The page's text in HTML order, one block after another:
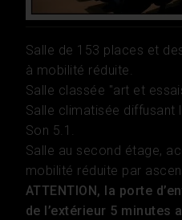
Salle de 153 places et
à mobilité réduite.
Salle classée "art et
Salle climatisée diffusant
Son 5.1.
Salle au second étage,
mobilité réduite par
ATTENTION, la porte
de l’extérieur 5 minutes